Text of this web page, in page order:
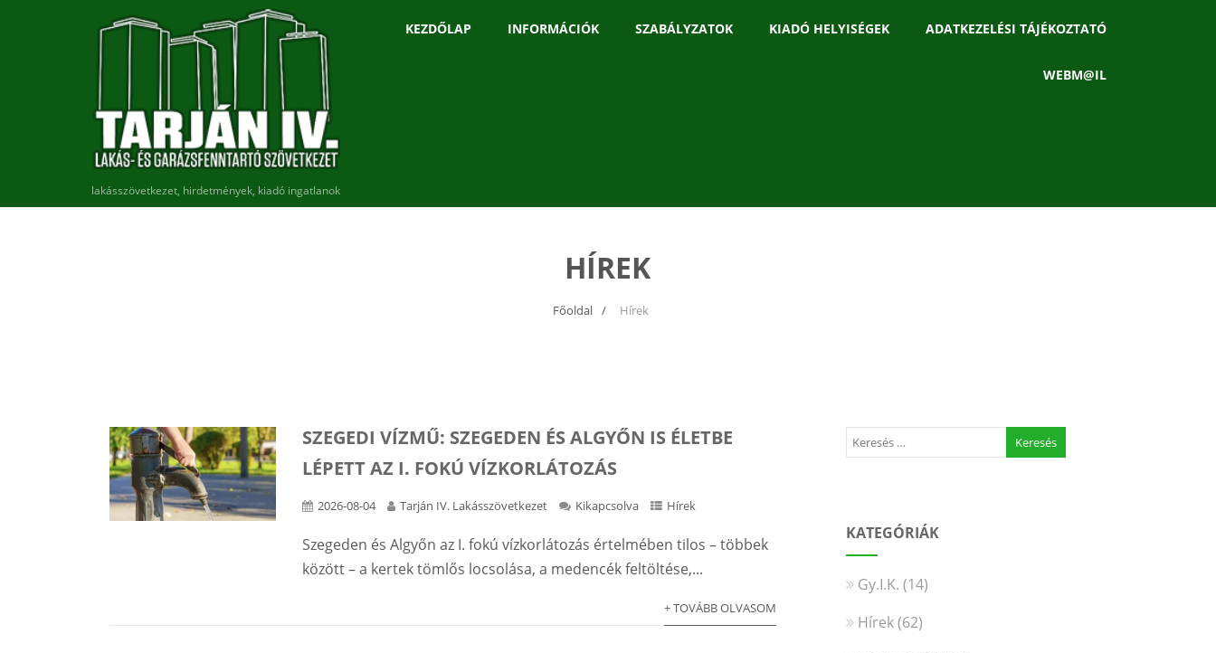
lakásszövetkezet, hirdetmények, kiadó ingatlanok
KEZDŐLAP INFORMÁCIÓK SZABÁLYZATOK KIADÓ HELYISÉGEK ADATKEZELÉSI TÁJÉKOZTATÓ
WEBM@IL
HÍREK
Főoldal Hírek
SZEGEDI VÍZMŰ: SZEGEDEN ÉS ALGYŐN IS ÉLETBE
LÉPETT AZ I. FOKÚ VÍZKORLÁTOZÁS
2026-08-04 Tarján IV. Lakásszövetkezet Kikapcsolva Hírek
Szegeden és Algyőn az I. fokú vízkorlátozás értelmében tilos – többek
között – a kertek tömlős locsolása, a medencék feltöltése,...
+ TOVÁBB OLVASOM
KATEGÓRIÁK
Gy.I.K. (14)
Hírek(62)